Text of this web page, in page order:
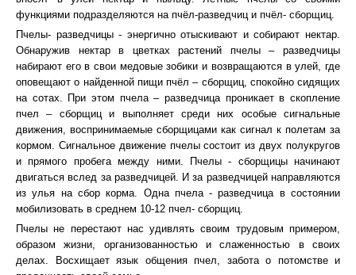
функциями подразделяются на пчёл-разведчиц и пчёл- сборщиц.
Пчелы- разведчицы - энергично отыскивают и собирают нектар.
Обнаружив нектар в цветках растений пчелы – разведчицы
набирают его в свои медовые зобики и возвращаются в улей, где
оповещают о найденной пищи пчёл – сборщиц, спокойно сидящих
на сотах. При этом пчела – разведчица проникает в скопление
пчел – сборщиц и выполняет среди них особые сигнальные
движения, воспринимаемые сборщицами как сигнал к полетам за
кормом. Сигнальное движение пчелы состоит из двух полукругов
и прямого пробега между ними. Пчелы - сборщицы начинают
двигаться вслед за разведчицей. И за разведчицей направляются
из улья на сбор корма. Одна пчела - разведчица в состоянии
мобилизовать в среднем 10-12 пчел- сборщиц.
Пчелы не перестают нас удивлять своим трудовым примером,
образом жизни, организованностью и слаженностью в своих
делах. Восхищает язык общения пчел, забота о потомстве и